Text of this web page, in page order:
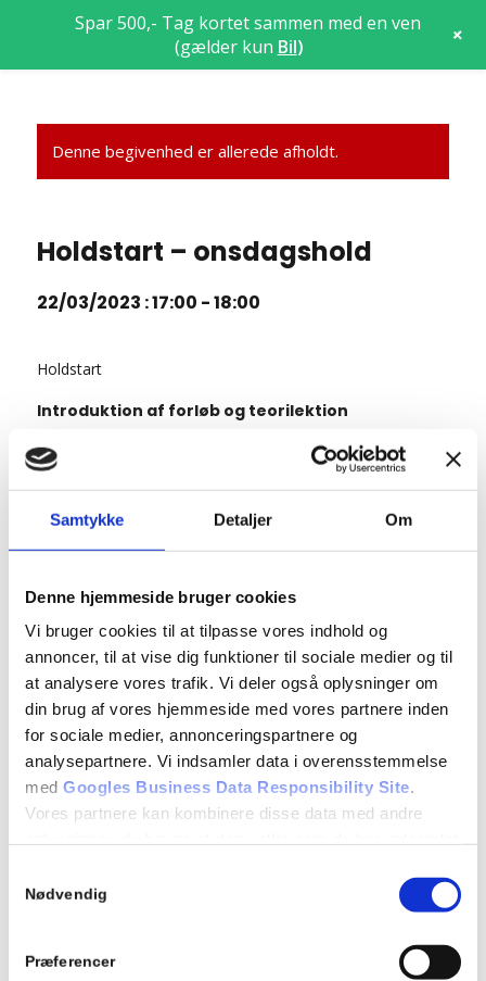
Samtykke Detaljer Om
Denne hjemmeside bruger cookies
Vi bruger cookies til at tilpasse vores indhold og
annoncer, til at vise dig funktioner til sociale medier og til
at analysere vores trafik. Vi deler også oplysninger om
din brug af vores hjemmeside med vores partnere inden
for sociale medier, annonceringspartnere og
analysepartnere. Vi indsamler data i overensstemmelse
med Googles Business Data Responsibility Site.
Vores partnere kan kombinere disse data med andre
Se Cookie & Privatlivspolitik
Nødvendig
Præferencer
Denne begivenhed er allerede afholdt.
Holdstart – onsdagshold
22/03/2023 : 17:00 -18:00
Holdstart
Introduktion af forløb og teorilektion
Hvem er vi og hvad står vi for?
Hvad kræves der for at få et kørekort?
Hvordan arbejder køreskolen?
10.2 Køreprøvens gennemførelse
10.3 Lovbestemmelser om kørekort
Detaljer
17:00 - 18:00
Begivenhed Kategori:
Spar 500,- Tag kortet sammen med en ven
(gælder kun Bil) +